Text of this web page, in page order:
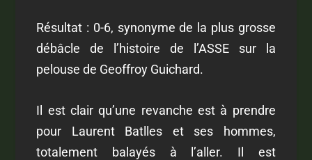
Résultat : 0-6, synonyme de la plus grosse
débâcle de l’histoire de l’ASSE sur la
pelouse de Geoffroy Guichard.
Il est clair qu’une revanche est à prendre
pour Laurent Batlles et ses hommes,
totalement balayés à l’aller. Il est